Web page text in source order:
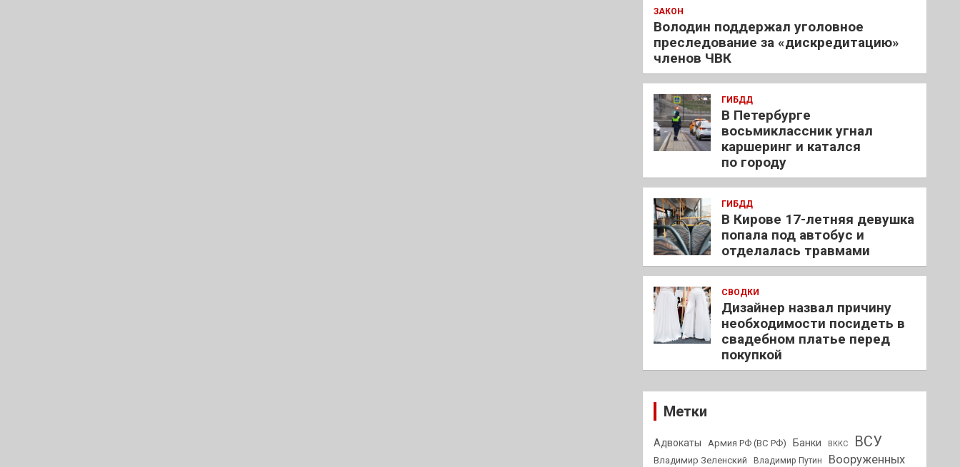
ЗАКОН
Володин поддержал уголовное
преследование за «дискредитацию»
членов ЧВК
ГИБДД
В Петербурге
восьмиклассник угнал
каршеринг и катался
по городу
ГИБДД
В Кирове 17-летняя девушка
попала под автобус и
отделалась травмами
СВОДКИ
Дизайнер назвал причину
необходимости посидеть в
свадебном платье перед
покупкой
Метки
Адвокаты Армия РФ (ВС РФ) Банки ВККС ВСУ
Владимир Зеленский Владимир Путин
Вооруженных